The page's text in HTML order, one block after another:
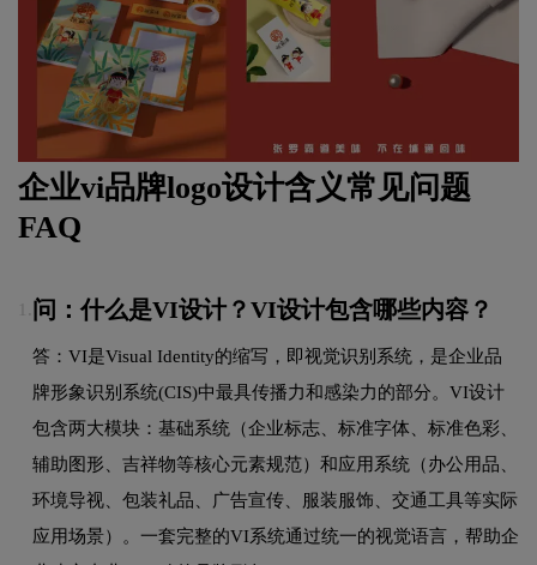
企业vi品牌logo设计含义常见问题
FAQ
问：什么是VI设计？VI设计包含哪些内容？
答：VI是Visual Identity的缩写，即视觉识别系统，是企业品
牌形象识别系统(CIS)中最具传播力和感染力的部分。VI设计
包含两大模块：基础系统（企业标志、标准字体、标准色彩、
辅助图形、吉祥物等核心元素规范）和应用系统（办公用品、
环境导视、包装礼品、广告宣传、服装服饰、交通工具等实际
应用场景）。一套完整的VI系统通过统一的视觉语言，帮助企